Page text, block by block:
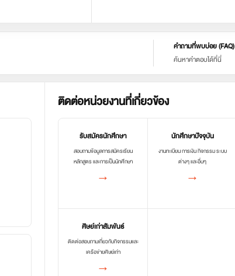
คำถามที่พบบ่อย (FAQ)
ค้นหาคำตอบได้ที่นี่
ติดต่อหน่วยงานที่เกี่ยวข้อง
รับสมัครนักศึกษา
สอบถามข้อมูลการสมัครเรียน
หลักสูตร และการเป็นนักศึกษา
→
นักศึกษาปัจจุบัน
งานทะเบียน การเงิน กิจกรรม ระบบ
ต่างๆ และอื่นๆ
→
ศิษย์เก่าสัมพันธ์
ติดต่อสอบถามเกี่ยวกับกิจกรรมและ
เครือข่ายศิษย์เก่า
→